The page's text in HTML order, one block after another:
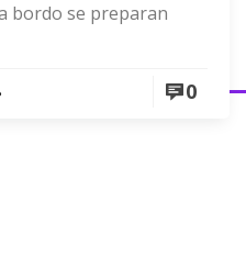
bordo se preparan
0